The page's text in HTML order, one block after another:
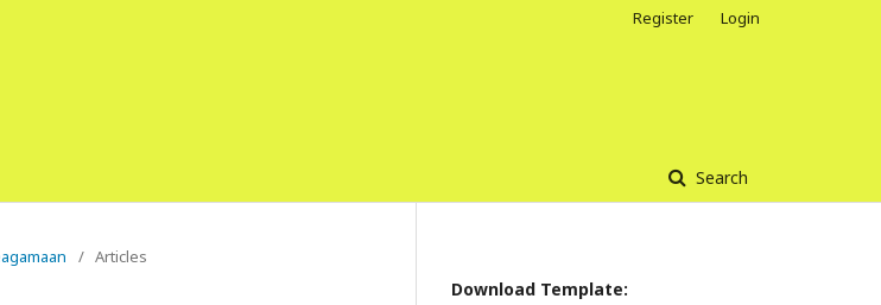
Search
Register Login
/ Articles
Download Template: